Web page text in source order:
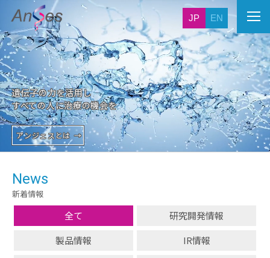
JP EN
遺伝子の力を活用し
すべての人に治療の機会を
アンジェスとは
News
新着情報
全て
研究開発情報
製品情報
IR情報